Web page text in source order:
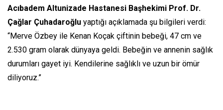
Acıbadem Altunizade Hastanesi Başhekimi Prof. Dr.
Çağlar Çuhadaroğlu yaptığı açıklamada şu bilgileri verdi:
“Merve Özbey ile Kenan Koçak çiftinin bebeği, 47 cm ve
2.530 gram olarak dünyaya geldi. Bebeğin ve annenin sağlık
durumları gayet iyi. Kendilerine sağlıklı ve uzun bir ömür
diliyoruz.”